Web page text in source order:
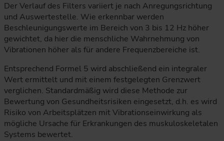
Der Verlauf des Filters variiert je nach Anregungsrichtung
und Auswertestelle. Wie erkennbar werden
Beschleunigungswerte im Bereich von 3 bis 12 Hz höher
gewichtet, da hier die menschliche Wahrnehmung von
Vibrationen höher als für andere Frequenzbereiche ist.
Entsprechend Formel 5 wird abschließend ein integraler
Wert ermittelt und mit einem festgelegten Grenzwert
verglichen. Standardmäßig wird diese Methode zur
Bewertung von Gesundheitsrisiken eingesetzt, d.h. es wird
Risiko von Arbeitsplätzen mit Vibrationseinwirkung als
mögliche Ursache für Erkrankungen des muskuloskeletalen
Systems bewertet.